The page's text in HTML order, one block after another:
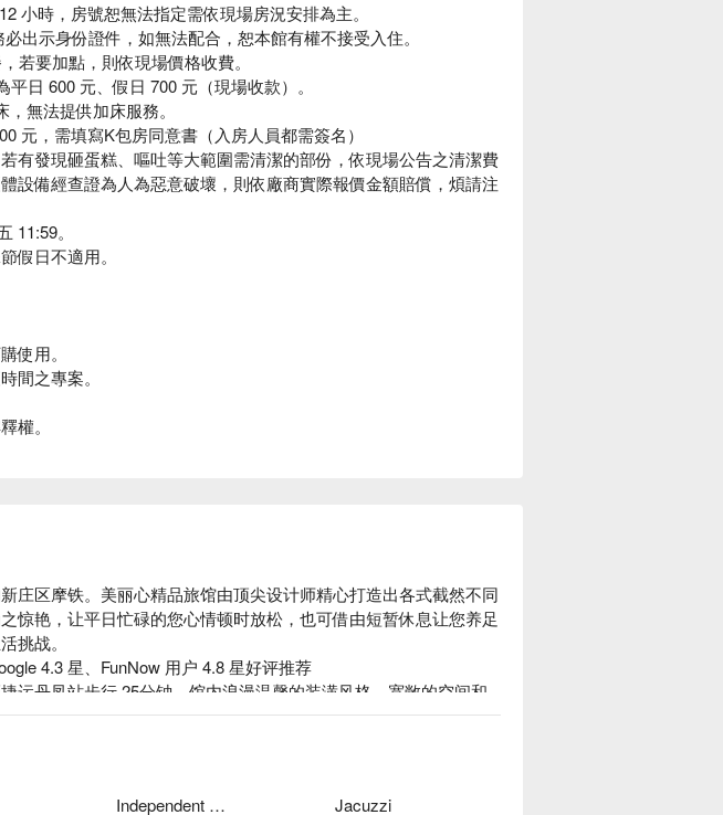
小時，房號恕無法指定需依現場房況安排為主。
出示身份證件，如無法配合，恕本館有權不接受入住。
若要加點，則依現場價格收費。
平日 600 元、假日 700 元（現場收款）。
無法提供加床服務。
元，需填寫K包房同意書（入房人員都需簽名）
有發現砸蛋糕、嘔吐等大範圍需清潔的部份，依現場公告之清潔費
設備經查證為人為惡意破壞，則依廠商實際報價金額賠償，煩請注
11:59。
假日不適用。
使用。
間之專案。
權。
庄区摩铁。美丽心精品旅馆由顶尖设计师精心打造出各式截然不同
惊艳，让平日忙碌的您心情顿时放松，也可借由短暂休息让您养足
挑战。
4.3 星、FunNow 用户 4.8 星好评推荐
运丹凤站步行 25分钟。馆内浪漫温馨的装潢风格，宽敞的空间和
的体验，部分客房更提供 KTV、桌上曲棍球、飞镖机、手足球台
佳选择。
心精品旅馆住宿方案、美丽心精品旅馆休息方案立刻查看⬇︎
Independent Garage Jacuzzi